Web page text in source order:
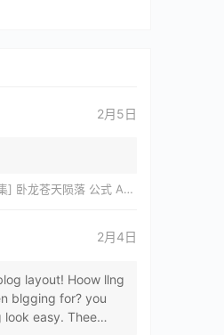
2月5日
苍天陨落 公式 ARTWORKS[DL]
2月4日
layout! Hoow llng
blgging for? you
look easy. Thee